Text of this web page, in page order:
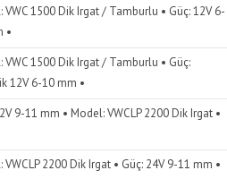
VWC 1500 Dik Irgat / Tamburlu • Güç: 12V 6-
•
VWC 1500 Dik Irgat / Tamburlu • Güç:
12V 6-10 mm •
9-11 mm • Model: VWCLP 2200 Dik Irgat •
VWCLP 2200 Dik Irgat • Güç: 24V 9-11 mm •